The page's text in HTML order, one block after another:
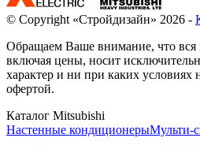
© Copyright «Стройдизайн» 2026 -
Обращаем Ваше внимание, что вся
включая цены, носит
характер и ни при каких условиях
офертой.
Каталог Mitsubishi
Настенные кондиционерыМульти-